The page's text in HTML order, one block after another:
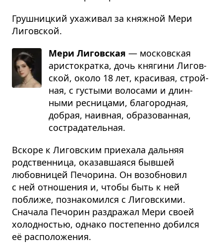
Грушницкий ухаживал за княжной Мери
Лиговской.
Мери Лиговская — москов­ская
ари­сто­кратка, дочь кня­гини Лигов­
ской, около 18 лет, кра­си­вая, строй­
ная, с густыми воло­сами и длин­
ными рес­ни­цами, бла­го­род­ная,
добрая, наив­ная, обра­зо­ван­ная,
состра­да­тель­ная.
Вскоре к Лиговским приехала дальняя
родственница, оказавшаяся бывшей
любовницей Печорина. Он возобновил
с ней отношения и, чтобы быть к ней
поближе, познакомился с Лиговскими.
Сначала Печорин раздражал Мери своей
холодностью, однако постепенно добился
её расположения.